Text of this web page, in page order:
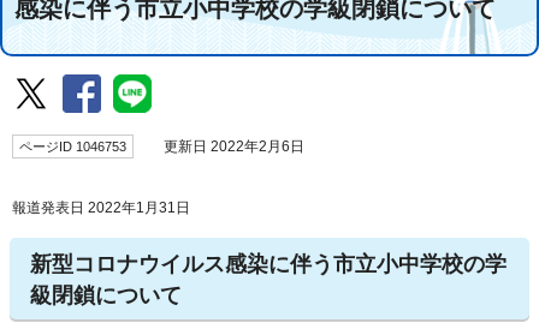
感染に伴う市立小中学校の学級閉鎖について
ページID 1046753 更新日 2022年2月6日
報道発表日 2022年1月31日
新型コロナウイルス感染に伴う市立小中学校の学
級閉鎖について